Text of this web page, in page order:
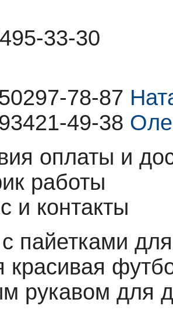
495-33-30
297-78-87
421-49-38
оплаты и
работы
и контакты
пайетками
красивая
рукавом для